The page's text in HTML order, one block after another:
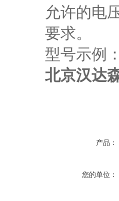
允许的电
要求。
型号示
北京汉达
产品：
您的单位：